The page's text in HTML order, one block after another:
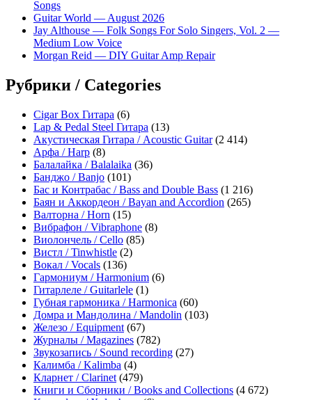
Songs
Guitar World — August 2026
Jay Althouse — Folk Songs For Solo Singers, Vol. 2 —
Medium Low Voice
Morgan Reid — DIY Guitar Amp Repair
Рубрики / Categories
Cigar Box Гитара (6)
Lap & Pedal Steel Гитара (13)
Акустическая Гитара / Acoustic Guitar(2 414)
Арфа / Harp (8)
Балалайка / Balalaika (36)
Банджо / Banjo (101)
Бас и Контрабас / Bass and Double Bass (1 216)
Баян и Аккордеон / Bayan and Accordion (265)
Валторна / Horn (15)
Вибрафон / Vibraphone (8)
Виолончель / Cello (85)
Вистл / Tinwhistle (2)
Вокал / Vocals (136)
Гармониум / Harmonium (6)
Гитарлеле / Guitarlele (1)
Губная гармоника / Harmonica (60)
Домра и Мандолина / Mandolin (103)
Железо / Equipment (67)
Журналы / Magazines (782)
Звукозапись / Sound recording (27)
Калимба / Kalimba (4)
Кларнет / Clarinet (479)
Книги и Сборники / Books and Collections (4 672)